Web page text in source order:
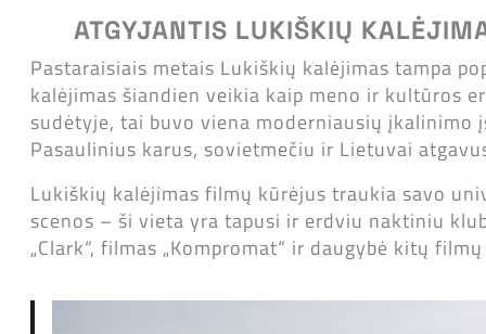
ATGYJANTIS LUKIŠKIŲ
Pastaraisiais metais Lukiškių kalėjimas tampa
kalėjimas šiandien veikia kaip meno ir kultūros
sudėtyje, tai buvo viena moderniausių
Pasaulinius karus, sovietmečiu ir Lietuvai
Lukiškių kalėjimas filmų kūrėjus traukia savo
scenos – ši vieta yra tapusi ir erdviu naktiniu
„Clark“, filmas „Kompromat“ ir daugybė kitų